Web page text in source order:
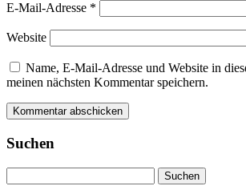
E-Mail-Adresse *
Website
Name, E-Mail-Adresse und Website in
meinen nächsten Kommentar speichern.
Suchen